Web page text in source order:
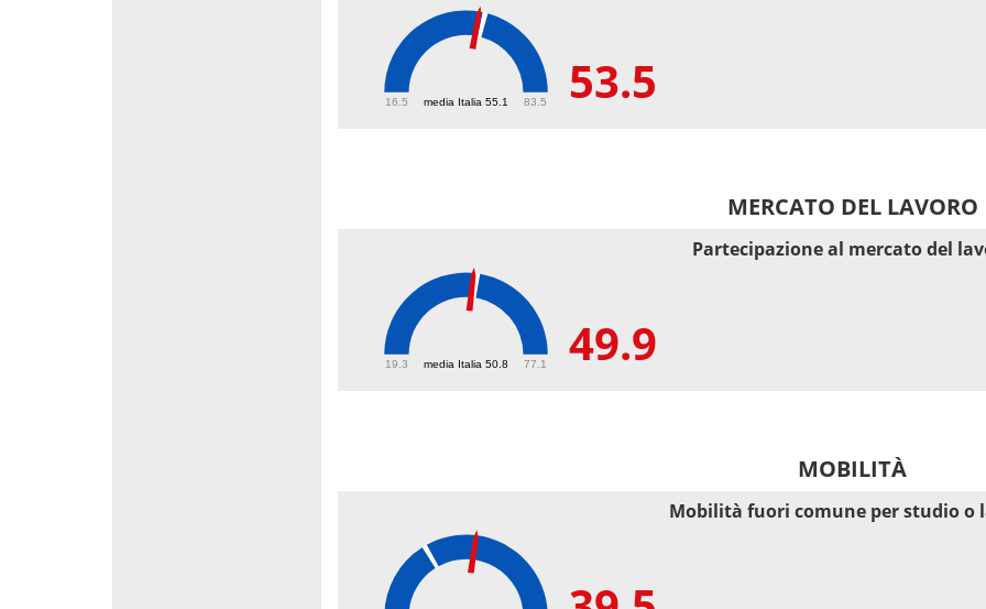
media Italia 55.1
16.5 83.5 53.5
MERCATO DEL LAVORO
media Italia 50.8
19.3 77.1 49.9
Partecipazione al mercato del
MOBILITÀ
Mobilità fuori comune per studio o